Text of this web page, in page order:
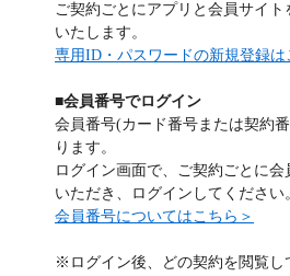
ご契約ごとにアプリと会員サイ
いたします。
専用ID・パスワードの新規登録は
■会員番号でログイン
会員番号(カード番号または契約
ります。
ログイン画面で、ご契約ごとに
いただき、ログインしてください
会員番号についてはこちら＞
※ログイン後、どの契約を閲覧し